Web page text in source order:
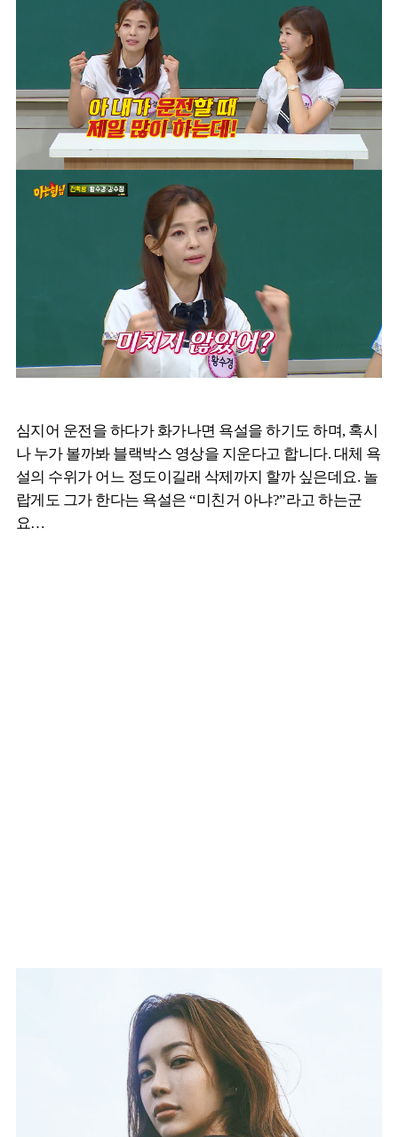
심지어 운전을 하다가 화가나면 욕설을 하기도 하며, 혹시
나 누가 볼까봐 블랙박스 영상을 지운다고 합니다. 대체 욕
설의 수위가 어느 정도이길래 삭제까지 할까 싶은데요. 놀
랍게도 그가 한다는 욕설은 “미친거 아냐?”라고 하는군
요…